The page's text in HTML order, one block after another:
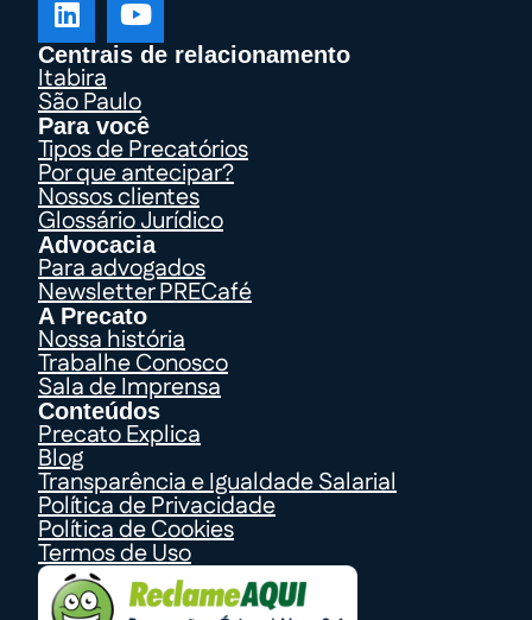
Centrais de relacionamento
Itabira
São Paulo
Para você
Tipos de Precatórios
Por que antecipar?
Nossos clientes
Glossário Jurídico
Advocacia
Para advogados
Newsletter PRECafé
A Precato
Nossa história
Trabalhe Conosco
Sala de Imprensa
Conteúdos
Precato Explica
Blog
Transparência e Igualdade Salarial
Política de Privacidade
Política de Cookies
Termos de Uso